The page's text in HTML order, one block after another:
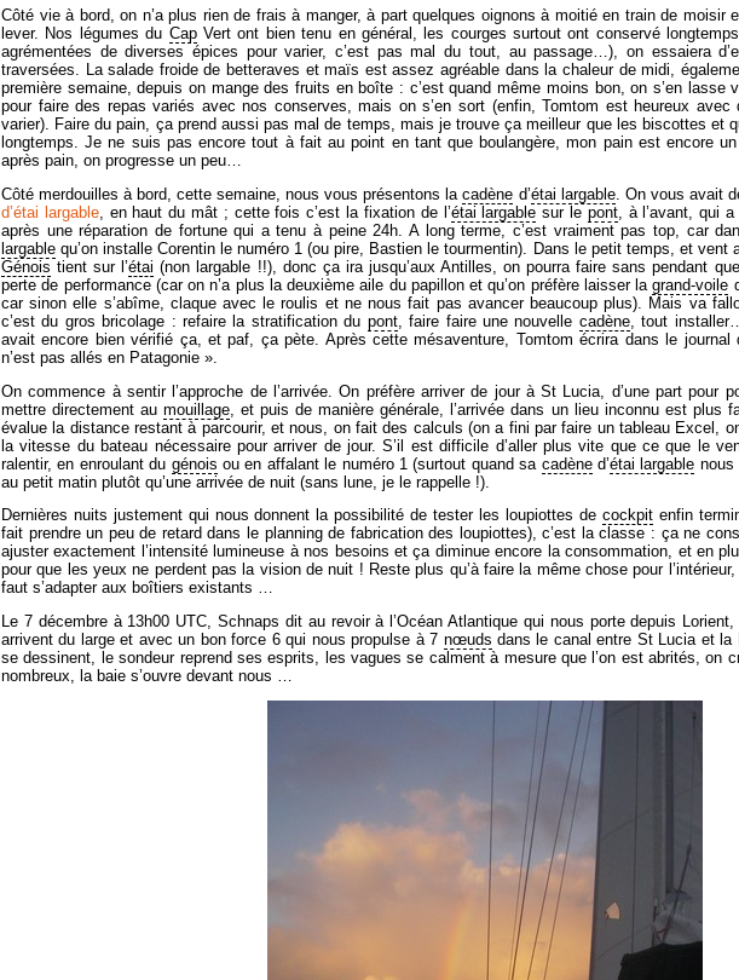
Côté vie à bord, on n’a plus rien de frais à manger, à part quelques oignons à moitié en train de moisir
lever. Nos légumes du CapVert ont bien tenu en général, les courges surtout ont conservé
agrémentées de diverses épices pour varier, c’est pas mal du tout, au passage…), on essaiera
traversées. La salade froide de betteraves et maïs est assez agréable dans la chaleur de midi,
première semaine, depuis on mange des fruits en boîte : c’est quand même moins bon, on s’en
pour faire des repas variés avec nos conserves, mais on s’en sort (enfin, Tomtom est heureux avec
varier). Faire du pain, ça prend aussi pas mal de temps, mais je trouve ça meilleur que les biscottes et
longtemps. Je ne suis pas encore tout à fait au point en tant que boulangère, mon pain est encore
après pain, on progresse un peu…
Côté merdouilles à bord, cette semaine, nous vous présentons lacadène d’étai largable. On vous avait
d’étai largable, en haut du mât ; cette fois c’est la fixation de l’étai largable sur le pont, à l’avant, qui a
après une réparation de fortune qui a tenu à peine 24h. A long terme, c’est vraiment pas top, car
largable qu’on installe Corentin le numéro 1 (ou pire, Bastien le tourmentin). Dans le petit temps, et vent
Génois tient sur l’étai (non largable !!), donc ça ira jusqu’aux Antilles, on pourra faire sans pendant
perte de performance (car on n’a plus la deuxième aile du papillon et qu’on préfère laisser lagrand-voile
car sinon elle s’abîme, claque avec le roulis et ne nous fait pas avancer beaucoup plus). Mais va
c’est du gros bricolage : refaire la stratification du pont, faire faire une nouvelle cadène, tout
avait encore bien vérifié ça, et paf, ça pète. Après cette mésaventure, Tomtom écrira dans le journal
n’est pas allés en Patagonie ».
On commence à sentir l’approche de l’arrivée. On préfère arriver de jour à St Lucia, d’une part pour
mettre directement aumouillage , et puis de manière générale, l’arrivée dans un lieu inconnu est plus
évalue la distance restant à parcourir, et nous, on fait des calculs (on a fini par faire un tableau Excel,
la vitesse du bateau nécessaire pour arriver de jour. S’il est difficile d’aller plus vite que ce que le
ralentir, en enroulant du génois ou en affalant le numéro 1 (surtout quand sa cadèned’étai largable nous
au petit matin plutôt qu’une arrivée de nuit (sans lune, je le rappelle !).
Dernières nuits justement qui nous donnent la possibilité de tester les loupiottes de cockpitenfin
fait prendre un peu de retard dans le planning de fabrication des loupiottes), c’est la classe : ça ne
ajuster exactement l’intensité lumineuse à nos besoins et ça diminue encore la consommation, et en
pour que les yeux ne perdent pas la vision de nuit ! Reste plus qu’à faire la même chose pour
faut s’adapter aux boîtiers existants …
Le 7 décembre à 13h00 UTC, Schnaps dit au revoir à l’Océan Atlantique qui nous porte depuis
arrivent du large et avec un bon force 6 qui nous propulse à 7 nœuds dans le canal entre St Lucia et la
se dessinent, le sondeur reprend ses esprits, les vagues se calment à mesure que l’on est abrités, on
nombreux, la baie s’ouvre devant nous …